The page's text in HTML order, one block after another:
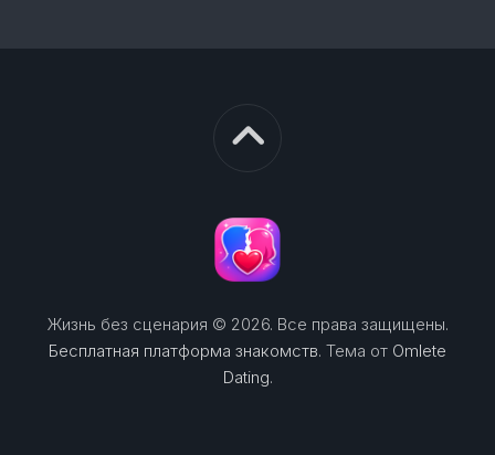
Жизнь без сценария © 2026. Все права защищены.
Бесплатная платформа знакомств. Тема от Omlete
Dating.